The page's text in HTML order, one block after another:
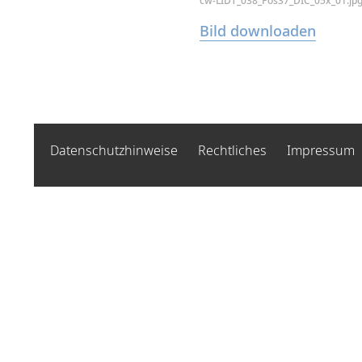
Bild downloaden
Datenschutzhinweise Rechtliches Impressum